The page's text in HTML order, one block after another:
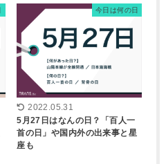
今日は何の日
2022.05.31
5月27日はなんの日？「百人一
首の日」や国内外の出来事と星
座も